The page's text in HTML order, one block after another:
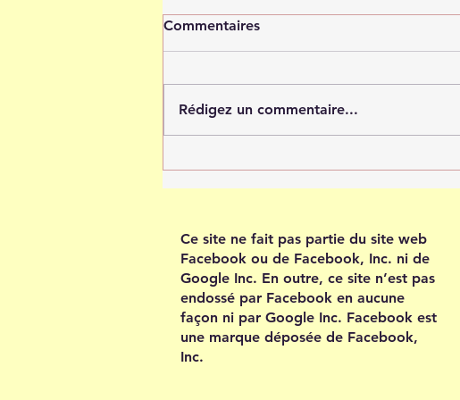
crois en toi
Commentaires
Rédigez un commentaire...
Ce site ne fait pas partie du site web
Facebook ou de Facebook, Inc. ni de
Google Inc. En outre, ce site n’est pas
endossé par Facebook en aucune
façon ni par Google Inc. Facebook est
une marque déposée de Facebook,
Inc.